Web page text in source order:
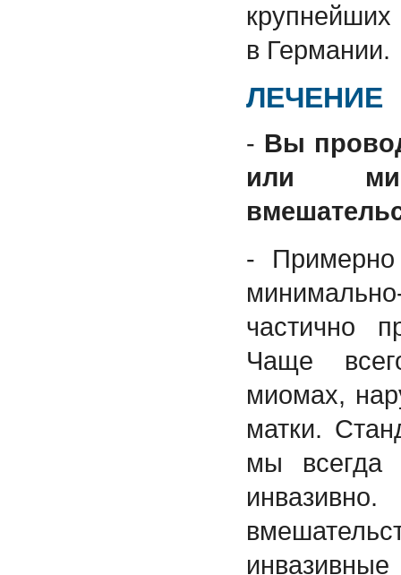
в Германии.
ЛЕЧЕНИЕ
- Вы
или
-
частично
Чаще
миомах,
матки.
мы всегда